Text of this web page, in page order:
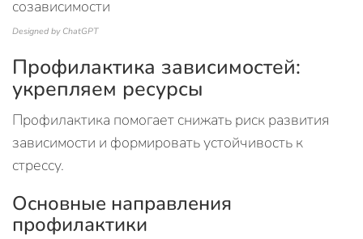
Designed by ChatGPT
Профилактика зависимостей:
укрепляем ресурсы
Профилактика помогает снижать риск развития
зависимости и формировать устойчивость к
стрессу.
Основные направления
профилактики